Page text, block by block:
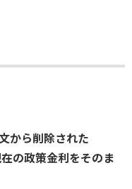
から削除された
の政策金利をそのま